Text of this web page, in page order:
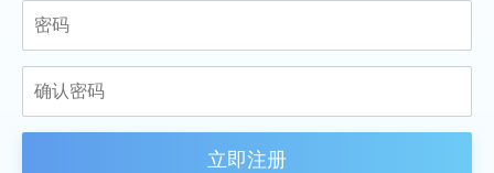
立即注册